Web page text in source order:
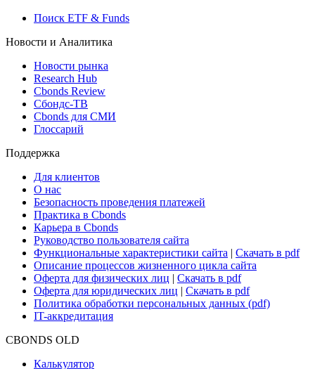
Виджет: Карта процентных ставок
ETF & Funds
Поиск ETF & Funds
Новости и Аналитика
Новости рынка
Research Hub
Cbonds Review
Сбондс-ТВ
Глоссарий
Поддержка
Для клиентов
О нас
Безопасность проведения платежей
Практика в Cbonds
Карьера в Cbonds
Руководство пользователя сайта
Функциональные характеристики сайта|Скачать в pdf
Описание процессов жизненного цикла сайта
Оферта для физических лиц
Оферта для юридических лиц
IT-аккредитация